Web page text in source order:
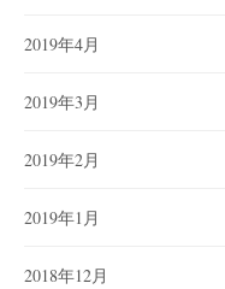
2019年4月
2019年3月
2019年2月
2019年1月
2018年12月